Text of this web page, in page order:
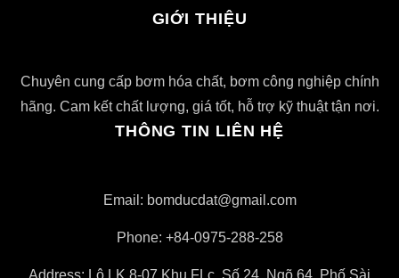
GIỚI THIỆU
Chuyên cung cấp bơm hóa chất, bơm công nghiệp chính
hãng. Cam kết chất lượng, giá tốt, hỗ trợ kỹ thuật tận nơi.
THÔNG TIN LIÊN HỆ
Email: bomducdat@gmail.com
Phone: +84-0975-288-258
Address: Lô LK 8-07 Khu FLc, Số 24, Ngõ 64, Phố Sài